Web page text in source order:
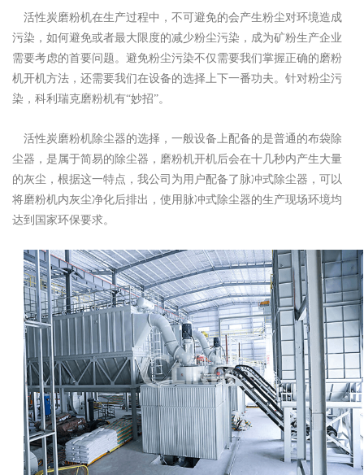
活性炭磨粉机在生产过程中，不可避免的会产生粉尘对环境造成
污染，如何避免或者最大限度的减少粉尘污染，成为矿粉生产企业
需要考虑的首要问题。避免粉尘污染不仅需要我们掌握正确的磨粉
机开机方法，还需要我们在设备的选择上下一番功夫。针对粉尘污
染，科利瑞克磨粉机有“妙招”。
活性炭磨粉机除尘器的选择，一般设备上配备的是普通的布袋除
尘器，是属于简易的除尘器，磨粉机开机后会在十几秒内产生大量
的灰尘，根据这一特点，我公司为用户配备了脉冲式除尘器，可以
将磨粉机内灰尘净化后排出，使用脉冲式除尘器的生产现场环境均
达到国家环保要求。